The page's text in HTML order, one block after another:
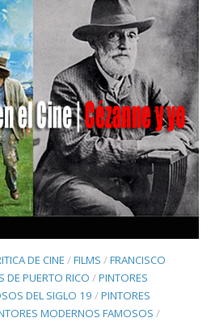
DE CINE /FILMS /FRANCISCO
DE PUERTO RICO /PINTORES
DEL SIGLO 19 /PINTORES
MODERNOS FAMOSOS /